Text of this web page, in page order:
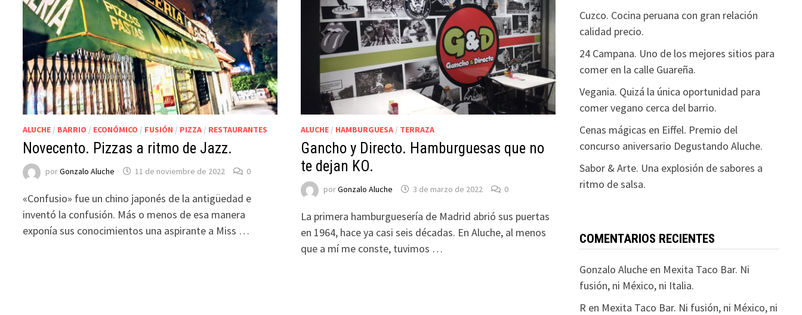
ALUCHE / BARRIO / ECONÓMICO / FUSIÓN / PIZZA / RESTAURANTES
Novecento. Pizzas a ritmo de Jazz.
porGonzalo Aluche 11 de noviembre de 2022 0
«Confusio» fue un chino japonés de la antigüedad e
inventó la confusión. Más o menos de esa manera
exponía sus conocimientos una aspirante a Miss …
ALUCHE/ HAMBURGUESA/ TERRAZA
Gancho y Directo. Hamburguesas que no
te dejan KO.
porGonzalo Aluche 3 de marzo de 2022 0
La primera hamburguesería de Madrid abrió sus puertas
en 1964, hace ya casi seis décadas. En Aluche, al menos
que a mí me conste, tuvimos …
Cuzco. Cocina peruana con gran relación
calidad precio.
24 Campana. Uno de los mejores sitios para
comer en la calle Guareña.
Vegania. Quizá la única oportunidad para
comer vegano cerca del barrio.
Cenas mágicas en Eiffel. Premio del
concurso aniversario Degustando Aluche.
Sabor & Arte. Una explosión de sabores a
ritmo de salsa.
COMENTARIOS RECIENTES
Gonzalo Alucheen Mexita Taco Bar. Ni
fusión, ni México, ni Italia.
R en Mexita Taco Bar. Ni fusión, ni México, ni